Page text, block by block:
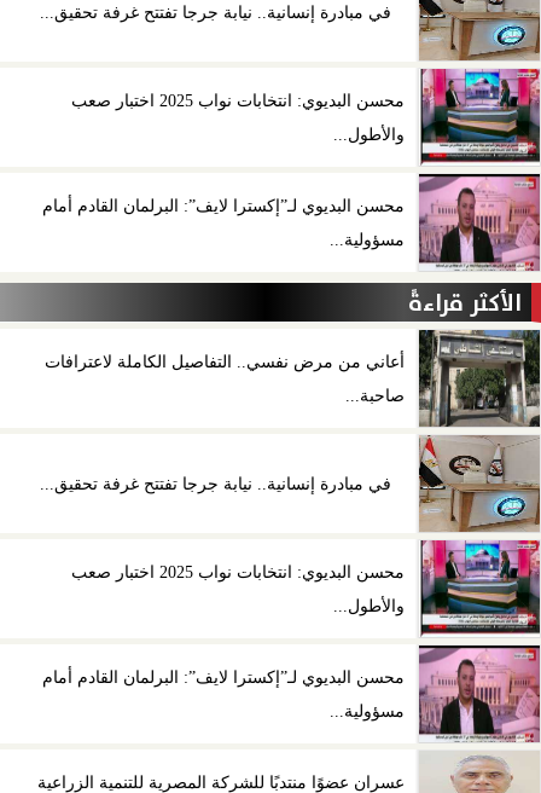
في مبادرة إنسانية.. نيابة جرجا تفتتح غرفة تحقيق...
محسن البديوي: انتخابات نواب 2025 اختبار صعب
والأطول...
محسن البديوي لـ”إكسترا لايف”: البرلمان القادم أمام
مسؤولية...
الأكثر قراءةً
أعاني من مرض نفسي.. التفاصيل الكاملة لاعترافات
صاحبة...
في مبادرة إنسانية.. نيابة جرجا تفتتح غرفة تحقيق...
محسن البديوي: انتخابات نواب 2025 اختبار صعب
والأطول...
محسن البديوي لـ”إكسترا لايف”: البرلمان القادم أمام
مسؤولية...
عسران عضوًا منتدبًا للشركة المصرية للتنمية الزراعية